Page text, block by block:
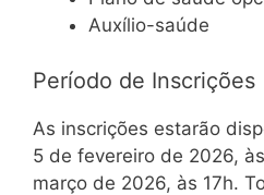
Auxílio-saúde
Período de Inscrições
As inscrições estarão
5 de fevereiro de 2026,
março de 2026, às 17h.